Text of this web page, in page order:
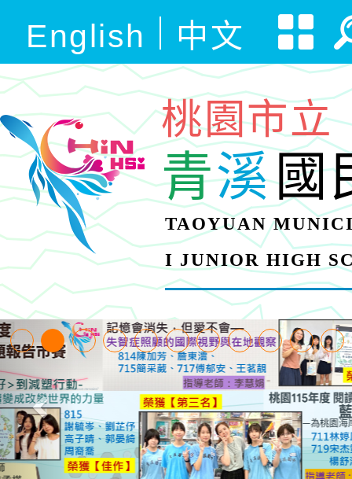
English 中文
桃園市立
青溪國
TAOYUAN
I JUNIOR HIGH
【甄選結果(第11招)】